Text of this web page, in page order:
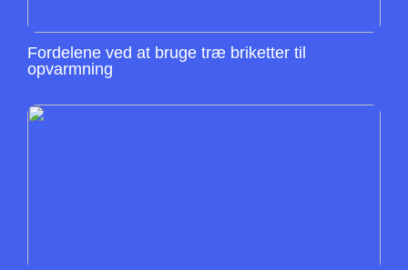
Fordelene ved at bruge træ briketter til
opvarmning